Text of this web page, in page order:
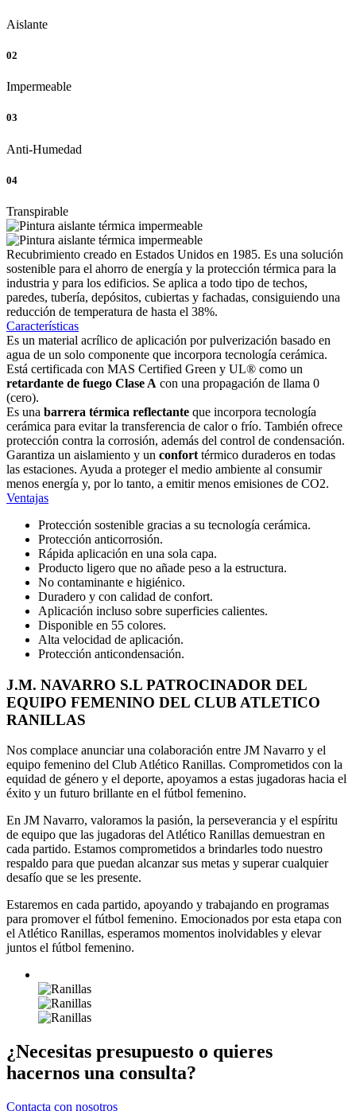
Aislante
02
Impermeable
03
Anti-Humedad
04
Transpirable
Recubrimiento creado en Estados Unidos en 1985. Es una solución
sostenible para el ahorro de energía y la protección térmica para la
industria y para los edificios. Se aplica a todo tipo de techos,
paredes, tubería, depósitos, cubiertas y fachadas, consiguiendo una
reducción de temperatura de hasta el 38%.
Características
Es un material acrílico de aplicación por pulverización basado en
agua de un solo componente que incorpora tecnología cerámica.
Está certificada con MAS Certified Green y UL® como un
retardante de fuego Clase A con una propagación de llama 0
(cero).
Es una barrera térmica reflectante que incorpora tecnología
cerámica para evitar la transferencia de calor o frío. También ofrece
protección contra la corrosión, además del control de condensación.
Garantiza un aislamiento y un confort térmico duraderos en todas
las estaciones. Ayuda a proteger el medio ambiente al consumir
menos energía y, por lo tanto, a emitir menos emisiones de CO2.
Ventajas
Protección sostenible gracias a su tecnología cerámica.
Protección anticorrosión.
Rápida aplicación en una sola capa.
Producto ligero que no añade peso a la estructura.
No contaminante e higiénico.
Duradero y con calidad de confort.
Aplicación incluso sobre superficies calientes.
Disponible en 55 colores.
Alta velocidad de aplicación.
Protección anticondensación.
J.M. NAVARRO S.L PATROCINADOR DEL
EQUIPO FEMENINO DEL CLUB ATLETICO
RANILLAS
Nos complace anunciar una colaboración entre JM Navarro y el
equipo femenino del Club Atlético Ranillas. Comprometidos con la
equidad de género y el deporte, apoyamos a estas jugadoras hacia el
éxito y un futuro brillante en el fútbol femenino.
En JM Navarro, valoramos la pasión, la perseverancia y el espíritu
de equipo que las jugadoras del Atlético Ranillas demuestran en
cada partido. Estamos comprometidos a brindarles todo nuestro
respaldo para que puedan alcanzar sus metas y superar cualquier
desafío que se les presente.
Estaremos en cada partido, apoyando y trabajando en programas
para promover el fútbol femenino. Emocionados por esta etapa con
el Atlético Ranillas, esperamos momentos inolvidables y elevar
juntos el fútbol femenino.
¿Necesitas presupuesto o quieres
hacernos una consulta?
Contacta con nosotros